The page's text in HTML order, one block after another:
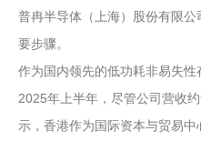
普冉半导体（上海）股份有限
要步骤。
作为国内领先的低功耗非易失
2025年上半年，尽管公司营收
示，香港作为国际资本与贸易